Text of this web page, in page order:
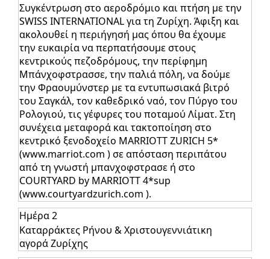
Συγκέντρωση στο αεροδρόμιο και πτήση με την
SWISS INTERNATIONAL για τη Ζυρίχη. Άφιξη και
ακολουθεί η περιήγησή μας όπου θα έχουμε
την ευκαιρία να περπατήσουμε στους
κεντρικούς πεζοδρόμους, την περίφημη
Μπάνχοφστρασσε, την παλιά πόλη, να δούμε
την Φραουμύνστερ με τα εντυπωσιακά βιτρό
του Σαγκάλ, τον καθεδρικό ναό, τον Πύργο του
Ρολογιού, τις γέφυρες του ποταμού Λίματ. Στη
συνέχεια μεταφορά και τακτοποίηση στο
κεντρικό ξενοδοχείο MARRIOTT ZURICH 5*
(www.marriot.com ) σε απόσταση περιπάτου
από τη γνωστή μπανχοφστρασε ή στο
COURTYARD by MARRIOTT 4*sup
(www.courtyardzurich.com ).
Ημέρα 2
Καταρράκτες Ρήνου & Χριστουγεννιάτικη
αγορά Ζυρίχης